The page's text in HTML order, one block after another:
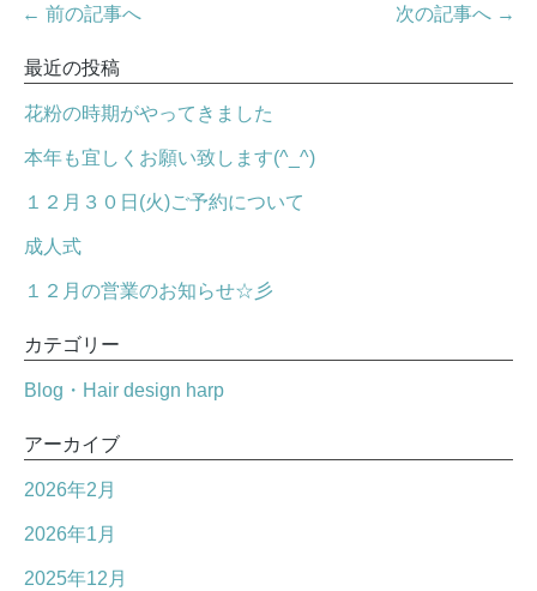
← 前の記事へ 次の記事へ →
最近の投稿
花粉の時期がやってきました
本年も宜しくお願い致します(^_^)
１２月３０日(火)ご予約について
成人式
１２月の営業のお知らせ☆彡
カテゴリー
Blog・Hair design harp
アーカイブ
2026年2月
2026年1月
2025年12月